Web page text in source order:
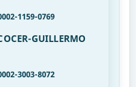
1159-0769
GUILLERMO
3003-8072